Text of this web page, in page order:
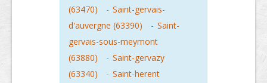
(63470)
- Saint-gervais-
d'auvergne (63390)
- Saint-
gervais-sous-meymont
(63880)
- Saint-gervazy
(63340)
- Saint-herent